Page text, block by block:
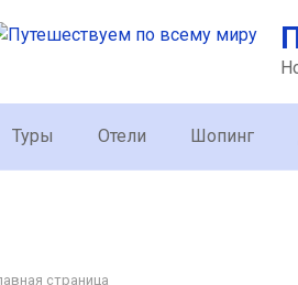
Туры Отели Шопинг
страница